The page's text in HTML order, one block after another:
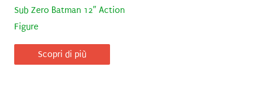
Sub Zero Batman 12″ Action
Figure
Scopri di più